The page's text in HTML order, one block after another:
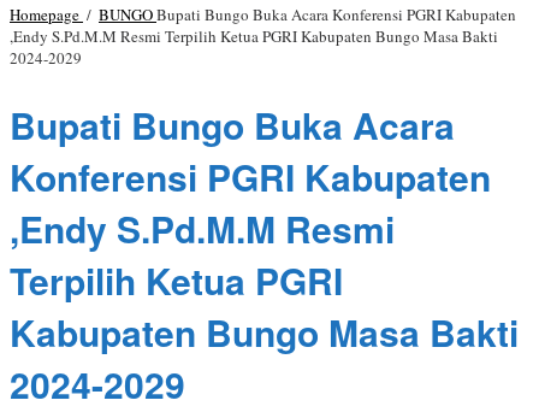
Homepage / BUNGOBupati Bungo Buka Acara Konferensi PGRI Kabupaten
,Endy S.Pd.M.M Resmi Terpilih Ketua PGRI Kabupaten Bungo Masa Bakti
2024-2029
Bupati Bungo Buka Acara
Konferensi PGRI Kabupaten
,Endy S.Pd.M.M Resmi
Terpilih Ketua PGRI
Kabupaten Bungo Masa Bakti
2024-2029